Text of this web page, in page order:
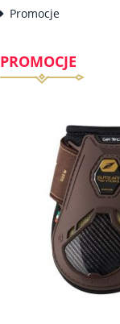
Promocje
PROMOCJE